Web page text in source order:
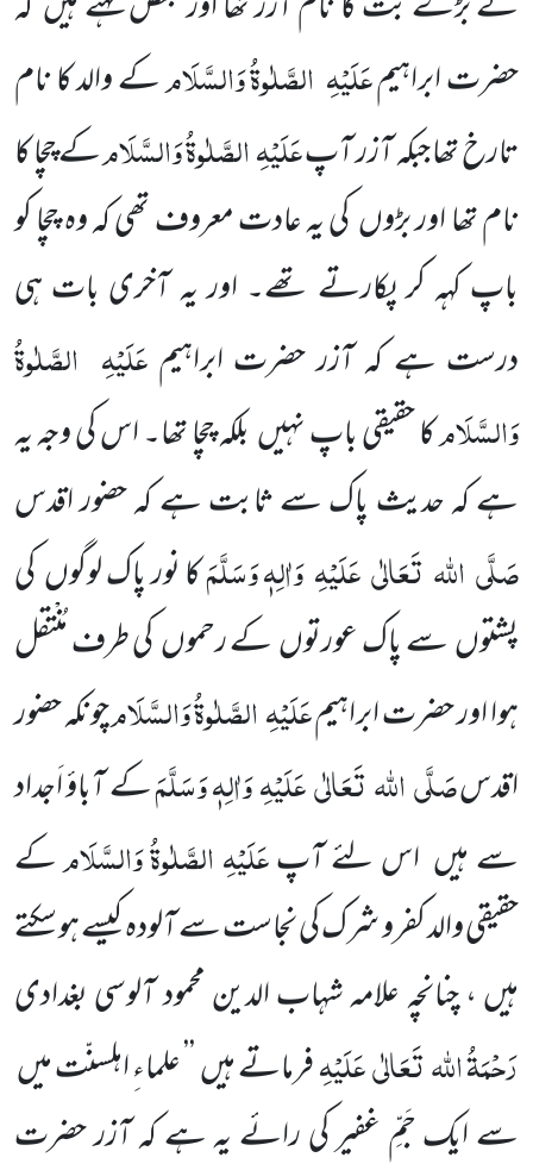
حضرت ابراہیمعَلَیْہِ الصَّلٰوۃُ وَالسَّلَامکے والد کا نام
تارخ تھا جبکہ آزر آپعَلَیْہِالصَّلٰوۃُ وَالسَّلَامکے چچا کا
نام تھا اور بڑوںکی یہ عادت معروف تھی کہ وہ چچا کو
باپ کہہ کر پکارتے تھے۔ اور یہ آخری بات ہی
درست ہے کہ آزر حضرت ابراہیمعَلَیْہِ الصَّلٰوۃُ
وَالسَّلَامکا حقیقی باپ نہیںبلکہ چچا تھا۔ اس کی وجہ یہ
ہے کہ حدیث پاک سے ثابت ہے کہ حضور اقدس
صَلَّی اللہتَعَالٰیعَلَیْہِوَاٰلِہٖ وَسَلَّمَکا نور پاک لوگوںکی
پشتوںسے پاک عورتوںکے رحموںکی طرف مُنْتقل
ہوا اور حضرت ابراہیمعَلَیْہِالصَّلٰوۃُ وَالسَّلَامچونکہ حضور
اقدسصَلَّیاللہتَعَالٰیعَلَیْہِوَاٰلِہٖ وَسَلَّمَکے آباؤ اَجداد
سے ہیں اس لئے آپعَلَیْہِ الصَّلٰوۃُ وَالسَّلَامکے
حقیقی والد کفرو شرک کی نجاستسے آلودہ کیسے ہو سکتے
ہیں ، چنانچہ علامہ شہاب الدین محمود آلوسی بغدادی
رَحْمَۃُ اللہتَعَالٰیعَلَیْہِفرماتے ہیں’’ علماءِ اہلسنّت میں
سے ایک جَمِّ غفیر کی رائے یہ ہے کہ آزر حضرت